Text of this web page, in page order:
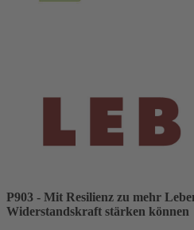
P903 - Mit Resilienz zu mehr
Widerstandskraft stärken können